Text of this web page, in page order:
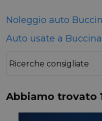
Noleggio auto
Auto usate a
Ricerche consigliate
Abbiamo trovato